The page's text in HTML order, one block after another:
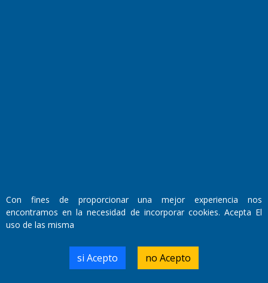
Director Periodístico:
Walter René Goñi
Domicilio Legal: José Ingenieros 855,
Santa Rosa, La Pampa.
Número de Registro DNDA:
Con fines de proporcionar una mejor experiencia nos
encontramos en la necesidad de incorporar cookies. Acepta El
uso de las misma
si Acepto no Acepto